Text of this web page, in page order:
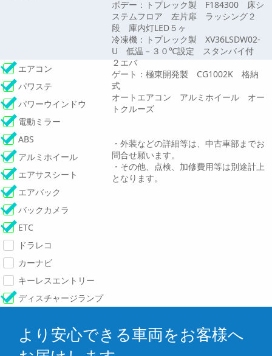
ボデー：トプレック製 F184300 床シ
ステムフロア 左片扉 ラッシング２
段 庫内灯LED５ヶ
冷凍機：トプレック製 XV36LSDW02-
U 低温－３０℃設定 スタンバイ付
２エバ
ゲート：極東開発製 CG1002K 格納
式
オートエアコン アルミホイール オー
トクルーズ
・外装などの詳細等は、中古車部までお
問合せ願います。
・その他、点検、加修費用等は別途計上
となります。
エアコン
パワステ
パワーウインドウ
電動ミラー
ABS
アルミホイール
エアサスシート
エアバック
バックカメラ
ETC
ドラレコ
カーナビ
キーレスエントリー
ディスチャージランプ
より安心できる車両をお客様へ